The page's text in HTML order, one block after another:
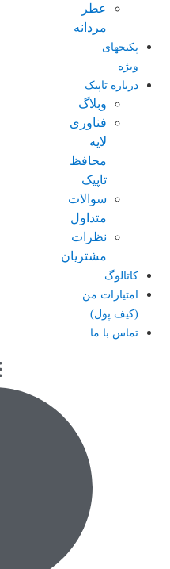
عطر
مردانه
پکیجهای
ویژه
درباره تاپیک
وبلاگ
فناوری
لایه
محافظ
تاپیک
سوالات
متداول
نظرات
مشتریان
کاتالوگ
امتیازات من
(کیف پول)
تماس با ما